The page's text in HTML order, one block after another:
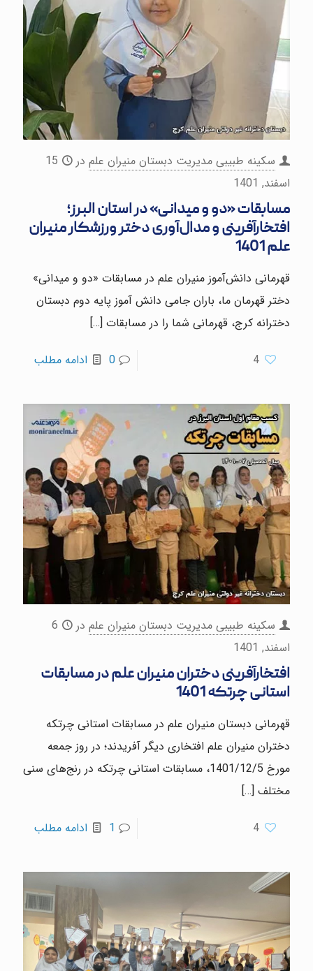
سکینه طبیبی مدیریت دبستان منیران علم در
15
اسفند, 1401
مسابقات «دو و میدانی» در استان البرز؛
افتخار‌آفرینی و مدال‌آوری دختر ورزشکار منیران
علم 1401
قهرمانی دانش‌آموز منیران علم در مسابقات «دو و میدانی»
دختر قهرمان ما، باران جامی دانش آموز پایه دوم دبستان
دخترانه کرج، قهرمانی شما را در مسابقات […]
4
0 ادامه مطلب
سکینه طبیبی مدیریت دبستان منیران علم در
6
اسفند, 1401
افتخارآفرینی دختران منیران علم در مسابقات
استانی چرتکه 1401
قهرمانی دبستان منیران علم در مسابقات استانی چرتکه
دختران منیران علم افتخاری دیگر آفریدند؛ در روز جمعه
مورخ 1401/12/5، مسابقات استانی چرتکه در رنج‌های سنی
مختلف […]
4
1 ادامه مطلب